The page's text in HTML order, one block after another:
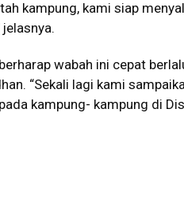
kampung, kami siap
wabah ini cepat
“Sekali lagi kami
kampung- kampung di